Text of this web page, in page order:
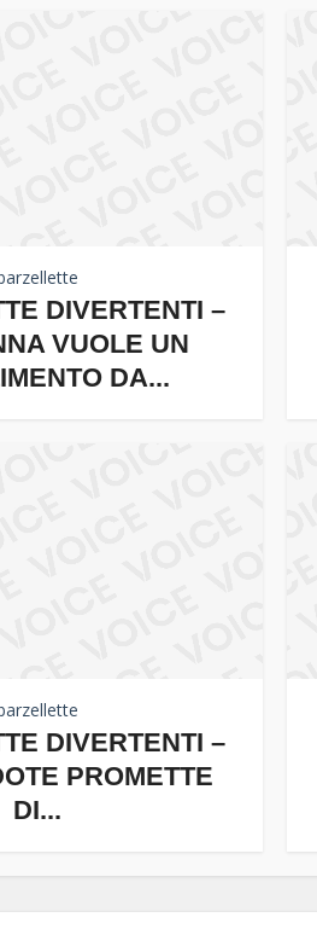
DIVERTENTI –
VUOLE UN
DA...
DIVERTENTI –
PROMETTE
DI...